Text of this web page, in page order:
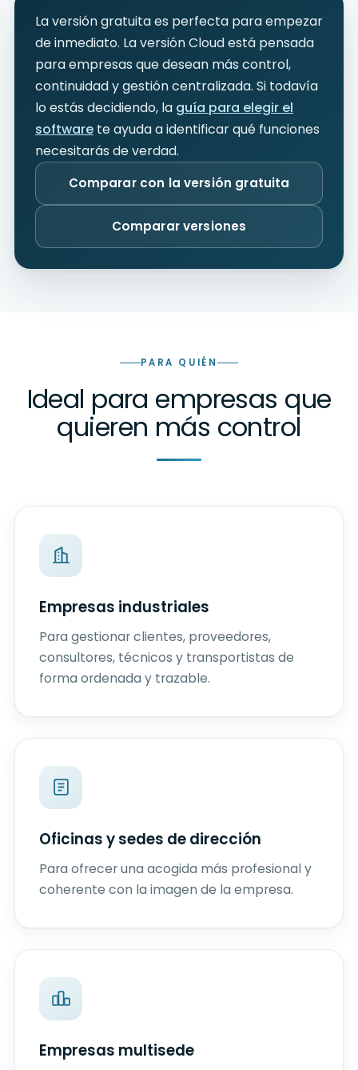
La versión gratuita es perfecta para empezar
de inmediato. La versión Cloud está pensada
para empresas que desean más control,
continuidad y gestión centralizada. Si todavía
lo estás decidiendo, la guía para elegir el
software te ayuda a identificar qué funciones
necesitarás de verdad.
Comparar con la versión gratuita
Comparar versiones
PARA QUIÉN
Ideal para empresas que
quieren más control
Empresas industriales
Para gestionar clientes, proveedores,
consultores, técnicos y transportistas de
forma ordenada y trazable.
Oficinas y sedes de dirección
Para ofrecer una acogida más profesional y
coherente con la imagen de la empresa.
Empresas multisede